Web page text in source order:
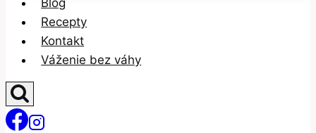
Recepty
Kontakt
Váženie bez váhy